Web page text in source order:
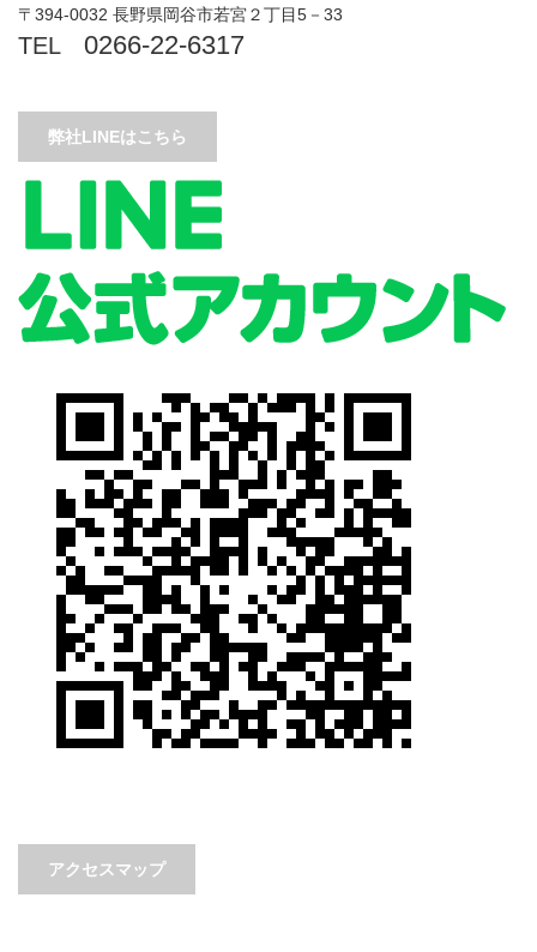
〒394-0032 長野県岡谷市若宮２丁目5－33
TEL 0266-22-6317
弊社LINEはこちら
アクセスマップ